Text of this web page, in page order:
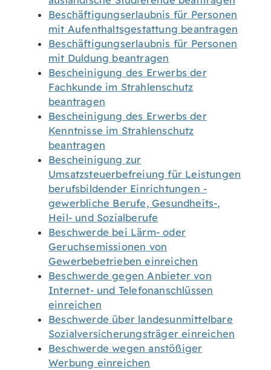
Beschäftigungserlaubnis für Personen
mit Aufenthaltsgestattung beantragen
Beschäftigungserlaubnis für Personen
mit Duldung beantragen
Bescheinigung des Erwerbs der
Fachkunde im Strahlenschutz
beantragen
Bescheinigung des Erwerbs der
Kenntnisse im Strahlenschutz
beantragen
Bescheinigung zur
Umsatzsteuerbefreiung für Leistungen
berufsbildender Einrichtungen -
gewerbliche Berufe, Gesundheits-,
Heil- und Sozialberufe
Beschwerde bei Lärm- oder
Geruchsemissionen von
Gewerbebetrieben einreichen
Beschwerde gegen Anbieter von
Internet- und Telefonanschlüssen
einreichen
Beschwerde über landesunmittelbare
Sozialversicherungsträger einreichen
Beschwerde wegen anstößiger
Werbung einreichen